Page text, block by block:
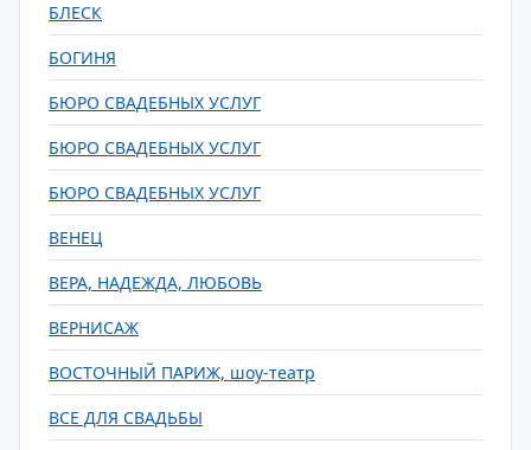
БЛЕСК
БОГИНЯ
БЮРО СВАДЕБНЫХ УСЛУГ
БЮРО СВАДЕБНЫХ УСЛУГ
БЮРО СВАДЕБНЫХ УСЛУГ
ВЕНЕЦ
ВЕРА, НАДЕЖДА, ЛЮБОВЬ
ВЕРНИСАЖ
ВОСТОЧНЫЙ ПАРИЖ, шоу-театр
ВСЕ ДЛЯ СВАДЬБЫ